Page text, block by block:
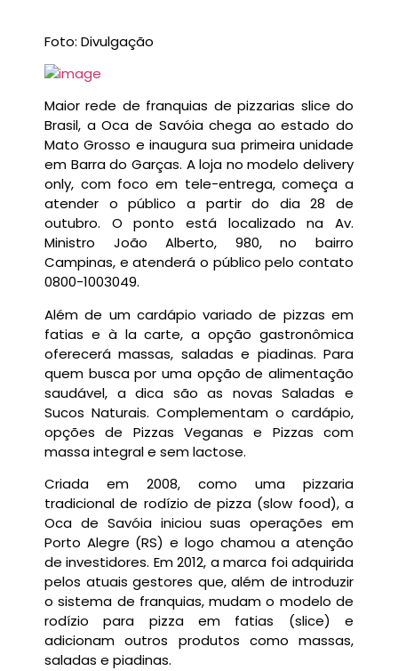
Foto: Divulgação
Maior rede de franquias de pizzarias slice do
Brasil, a Oca de Savóia chega ao estado do
Mato Grosso e inaugura sua primeira unidade
em Barra do Garças. A loja no modelo delivery
only, com foco em tele-entrega, começa a
atender o público a partir do dia 28 de
outubro. O ponto está localizado na Av.
Ministro João Alberto, 980, no bairro
Campinas, e atenderá o público pelo contato
0800-1003049.
Além de um cardápio variado de pizzas em
fatias e à la carte, a opção gastronômica
oferecerá massas, saladas e piadinas. Para
quem busca por uma opção de alimentação
saudável, a dica são as novas Saladas e
Sucos Naturais. Complementam o cardápio,
opções de Pizzas Veganas e Pizzas com
massa integral e sem lactose.
Criada em 2008, como uma pizzaria
tradicional de rodízio de pizza (slow food), a
Oca de Savóia iniciou suas operações em
Porto Alegre (RS) e logo chamou a atenção
de investidores. Em 2012, a marca foi adquirida
pelos atuais gestores que, além de introduzir
o sistema de franquias, mudam o modelo de
rodízio para pizza em fatias (slice) e
adicionam outros produtos como massas,
saladas e piadinas.